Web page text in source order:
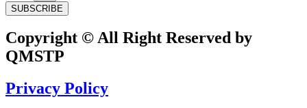
SUBSCRIBE
Copyright © All Right Reserved by
QMSTP
Privacy Policy